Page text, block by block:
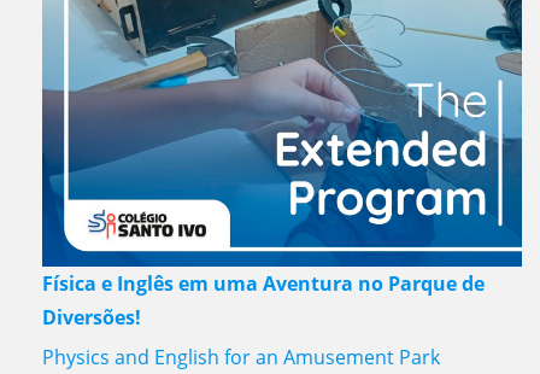
Física e Inglês em uma Aventura no Parque de
Diversões!
Physics and English for an Amusement Park